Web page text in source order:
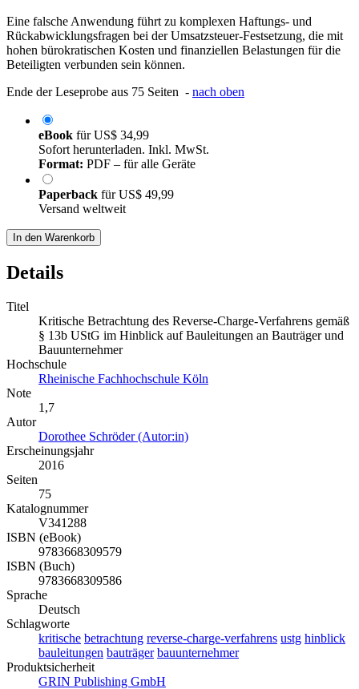
Eine falsche Anwendung führt zu komplexen Haftungs- und
Rückabwicklungsfragen bei der Umsatzsteuer-Festsetzung, die mit
hohen bürokratischen Kosten und finanziellen Belastungen für die
Beteiligten verbunden sein können.
Ende der Leseprobe aus 75 Seiten - nach oben
eBook fürUS$ 34,99
Sofort herunterladen. Inkl. MwSt.
Format: PDF – für alle Geräte
Paperback fürUS$ 49,99
Versand weltweit
In den Warenkorb
Details
Titel
Kritische Betrachtung des Reverse-Charge-Verfahrens gemäß
§ 13b UStG im Hinblick auf Bauleitungen an Bauträger und
Bauunternehmer
Hochschule
Rheinische Fachhochschule Köln
Note
1,7
Autor
Dorothee Schröder (Autor:in)
Erscheinungsjahr
2016
Seiten
75
Katalognummer
V341288
ISBN (eBook)
9783668309579
ISBN (Buch)
9783668309586
Sprache
Deutsch
Schlagworte
kritische betrachtung reverse-charge-verfahrens ustg hinblick
bauleitungen bauträger bauunternehmer
Produktsicherheit
GRIN Publishing GmbH